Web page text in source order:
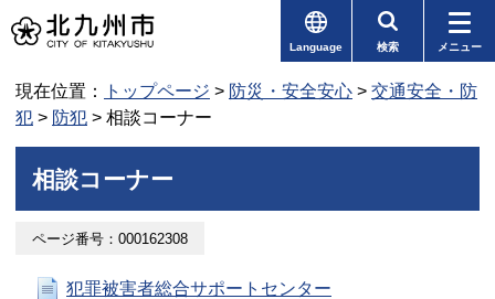
Language 検索 メニュー
現在位置： トップページ > 防災・安全安心 > 交通安全・防
犯 > 防犯 > 相談コーナー
相談コーナー
ページ番号：000162308
犯罪被害者総合サポートセンター